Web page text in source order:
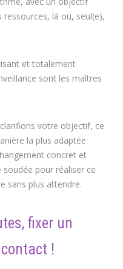
là où, seul(e),
et totalement
sont les maîtres
votre objectif, ce
la plus adaptée
concret et
pour réaliser ce
sans plus attendre.
fixer un
!